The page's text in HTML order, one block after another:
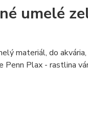
umelé
materiál, do
Penn Plax - rastlina